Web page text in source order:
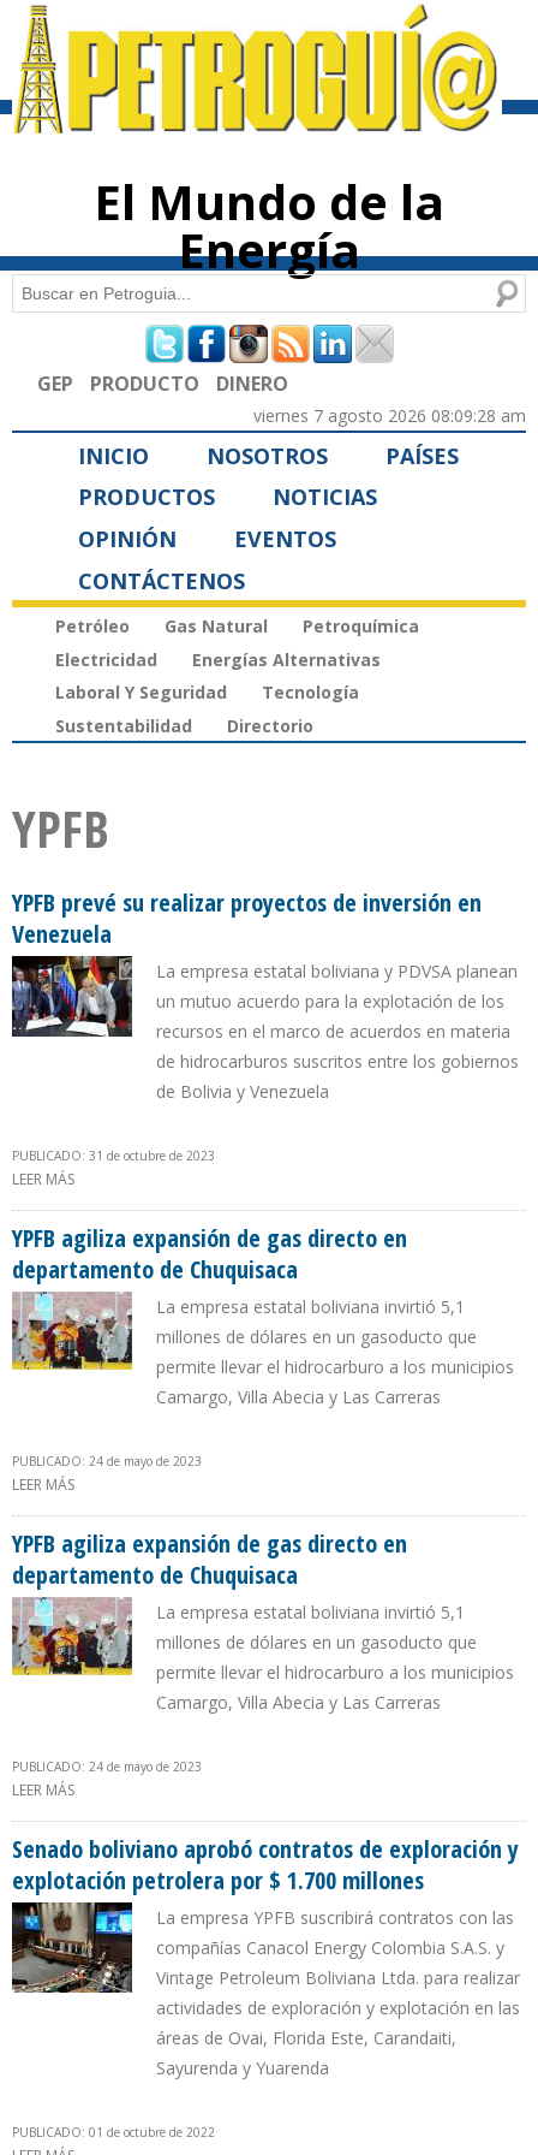
contenido
El Mundo de la
Energía
Formulario de búsqueda
Buscar
GEP PRODUCTO DINERO
viernes 7 agosto 2026 08:09:28 am
INICIO NOSOTROS
PAÍSES
PRODUCTOS
NOTICIAS
OPINIÓN
EVENTOS
CONTÁCTENOS
Petróleo Gas Natural
Petroquímica
Electricidad
Energías Alternativas
Laboral Y Seguridad
Tecnología
Sustentabilidad
Directorio
YPFB
YPFB prevé su realizar proyectos de inversión en
Venezuela
La empresa estatal boliviana y PDVSA planean
un mutuo acuerdo para la explotación de los
recursos en el marco de acuerdos en materia
de hidrocarburos suscritos entre los gobiernos
de Bolivia y Venezuela
PUBLICADO: 31 de octubre de 2023
LEER MÁS
YPFB agiliza expansión de gas directo en
departamento de Chuquisaca
La empresa estatal boliviana invirtió 5,1
millones de dólares en un gasoducto que
permite llevar el hidrocarburo a los municipios
Camargo, Villa Abecia y Las Carreras
PUBLICADO: 24 de mayo de 2023
LEER MÁS
YPFB agiliza expansión de gas directo en
departamento de Chuquisaca
La empresa estatal boliviana invirtió 5,1
millones de dólares en un gasoducto que
permite llevar el hidrocarburo a los municipios
Camargo, Villa Abecia y Las Carreras
PUBLICADO: 24 de mayo de 2023
LEER MÁS
Senado boliviano aprobó contratos de exploración y
explotación petrolera por $ 1.700 millones
La empresa YPFB suscribirá contratos con las
compañías Canacol Energy Colombia S.A.S. y
Vintage Petroleum Boliviana Ltda. para realizar
actividades de exploración y explotación en las
áreas de Ovai, Florida Este, Carandaiti,
Sayurenda y Yuarenda
PUBLICADO: 01 de octubre de 2022